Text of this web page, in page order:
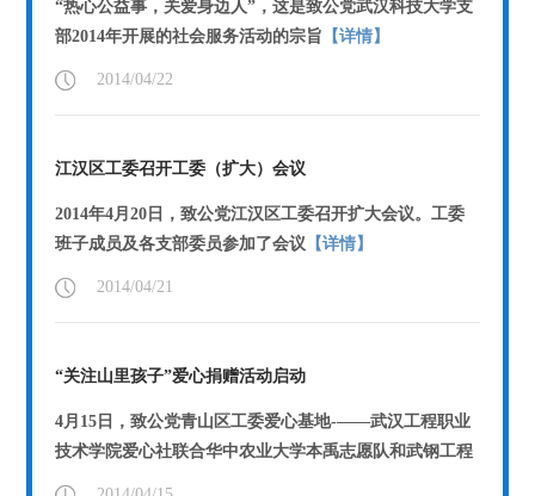
“热心公益事，关爱身边人”，这是致公党武汉科技大学支
部2014年开展的社会服务活动的宗旨 【详情】
2014/04/22
江汉区工委召开工委（扩大）会议
2014年4月20日，致公党江汉区工委召开扩大会议。工委
班子成员及各支部委员参加了会议 【详情】
2014/04/21
“关注山里孩子”爱心捐赠活动启动
4月15日，致公党青山区工委爱心基地-——武汉工程职业
技术学院爱心社联合华中农业大学本禹志愿队和武钢工程